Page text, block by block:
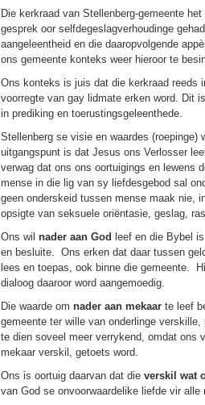
Die kerkraad van Stellenberg-gemeente
gesprek oor selfdegeslagverhoudinge
aangeleentheid en die daaropvolgende
ons gemeente konteks weer hieroor te
Ons konteks is juis dat die kerkraad reeds
voorregte van gay lidmate erken word. Dit
in prediking en toerustingsgeleenthede.
Stellenberg se visie en waardes (roepinge)
uitgangspunt is dat Jesus ons Verlosser
verwag dat ons ons oortuigings en lewens
mense in die lig van sy liefdesgebod sal
geen onderskeid tussen mense maak nie,
opsigte van seksuele oriëntasie, geslag,
Ons wil nader aan God leef en die Bybel
en besluite. Ons erken dat daar tussen
lees en toepas, ook binne die gemeente.
dialoog daaroor word aangemoedig.
Die waarde om nader aan mekaar te leef
gemeente ter wille van onderlinge
te dien soveel meer verrykend, omdat ons
mekaar verskil, getoets word.
Ons is oortuig daarvan dat die verskil wat
van God se onvoorwaardelike liefde vir